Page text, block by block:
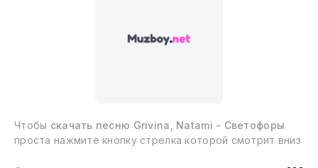
Чтобы скачать песню Grivina, Natami - Светофоры
проста нажмите кнопку стрелка которой смотрит вниз